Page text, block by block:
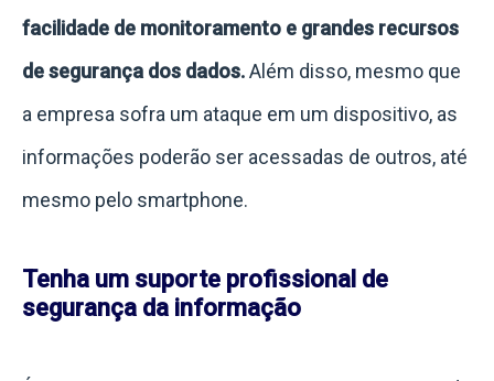
facilidade de monitoramento e grandes recursos
de segurança dos dados.Além disso, mesmo que
a empresa sofra um ataque em um dispositivo, as
informações poderão ser acessadas de outros, até
mesmo pelo smartphone.
Tenha um suporte profissional de
segurança da informação